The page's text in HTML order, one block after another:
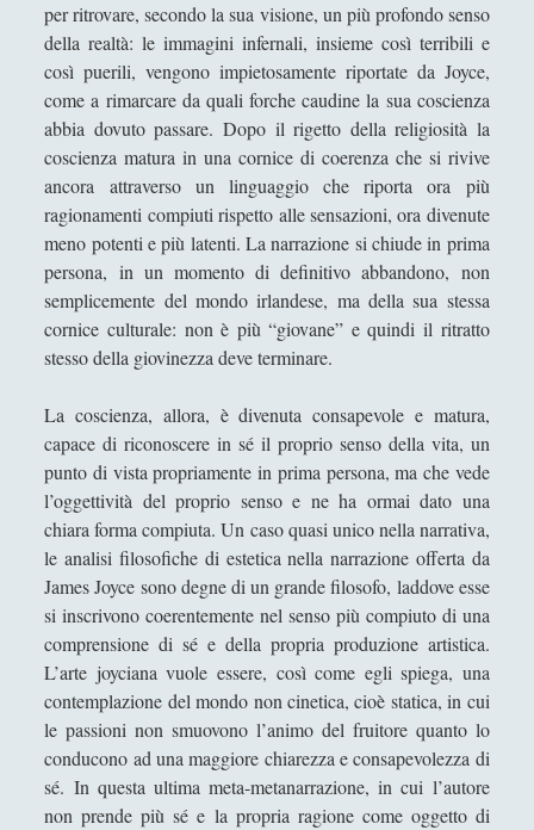
Le avventure di Oliver Twist - Charles
Dickens
Le memorie di Barry Lyndon - Willam
Thackeray
Linguistica Italiana - Minimi linguistici in
"Fontamara" di Ignazio Silone
Lo strano caso del dottor Jeckyll e del signor
Hyde - Robert Luis Stevenson
Lord Jim- Joseph Conrad
L’agente segreto - Joseph Conrad
L’isola del dottor Moreau - Herbert G. Wells
Macbeth - William Shakespeare
Madame Bovary - Gustave Flaubert
Martin Eden - Jack London
Nostromo - Joseph Conrad
Novella degli scacchi - Stephan Zweig
Padri e Figli - Ivan S. Turgenev
Palla di sego, In famiglia, Storia di una
ragazza di campagna, Scampagnata, La
casa Tellier, La ragazza di Paul, Plenilunio.
Maupassant G..
per ritrovare, secondo la sua visione, un più profondo senso
della realtà: le immagini infernali, insieme così terribili e
così puerili, vengono impietosamente riportate da Joyce,
come a rimarcare da quali forche caudine la sua coscienza
abbia dovuto passare. Dopo il rigetto della religiosità la
coscienza matura in una cornice di coerenza che si rivive
ancora attraverso un linguaggio che riporta ora più
ragionamenti compiuti rispetto alle sensazioni, ora divenute
meno potenti e più latenti. La narrazione si chiude in prima
persona, in un momento di definitivo abbandono, non
semplicemente del mondo irlandese, ma della sua stessa
cornice culturale: non è più “giovane” e quindi il ritratto
stesso della giovinezza deve terminare.
La coscienza, allora, è divenuta consapevole e matura,
capace di riconoscere in sé il proprio senso della vita, un
punto di vista propriamente in prima persona, ma che vede
l’oggettività del proprio senso e ne ha ormai dato una
chiara forma compiuta. Un caso quasi unico nella narrativa,
le analisi filosofiche di estetica nella narrazione offerta da
James Joyce sono degne di un grande filosofo, laddove esse
si inscrivono coerentemente nel senso più compiuto di una
comprensione di sé e della propria produzione artistica.
L’arte joyciana vuole essere, così come egli spiega, una
contemplazione del mondo non cinetica, cioè statica, in cui
le passioni non smuovono l’animo del fruitore quanto lo
conducono ad una maggiore chiarezza e consapevolezza di
sé. In questa ultima meta-metanarrazione, in cui l’autore
non prende più sé e la propria ragione come oggetto di